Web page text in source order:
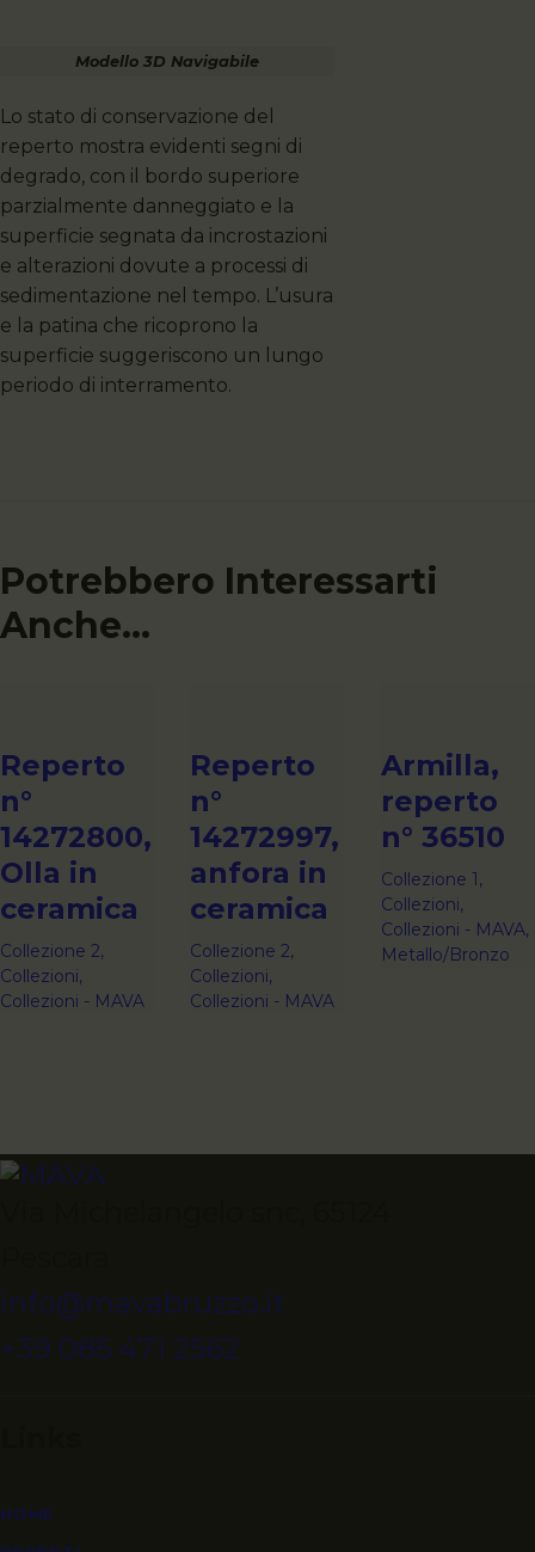
Modello 3D Navigabile
Lo stato di conservazione del
reperto mostra evidenti segni di
degrado, con il bordo superiore
parzialmente danneggiato e la
superficie segnata da incrostazioni
e alterazioni dovute a processi di
sedimentazione nel tempo. L’usura
e la patina che ricoprono la
superficie suggeriscono un lungo
periodo di interramento.
Potrebbero Interessarti
Anche...
Reperto
n°
14272800,
Olla in
ceramica
Collezione 2,
Collezioni,
Collezioni - MAVA
Reperto
n°
14272997,
anfora in
ceramica
Collezione 2,
Collezioni,
Collezioni - MAVA
Armilla,
reperto
n° 36510
Collezione 1,
Collezioni,
Collezioni - MAVA,
Metallo/Bronzo
info@mavabruzzo.it
+39 085 471 2562
HOME